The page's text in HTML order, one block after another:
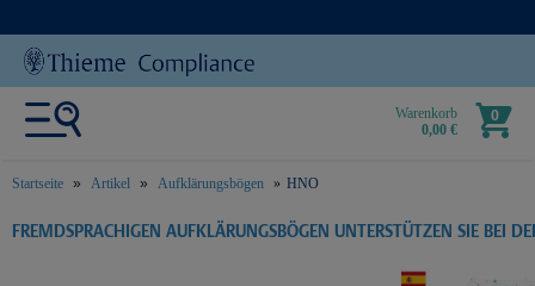
Warenkorb
0,00 €
0
Startseite Artikel Aufklärungsbögen HNO
text.skipToContent
text.skipToNavigation
FREMDSPRACHIGEN AUFKLÄRUNGSBÖGEN UNTERSTÜTZEN SIE BEI